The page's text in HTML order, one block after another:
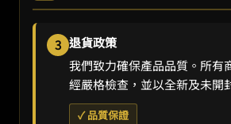
3 退貨政策
我們致力確保產品品質。所有
經嚴格檢查，並以全新及未開
✓ 品質保證